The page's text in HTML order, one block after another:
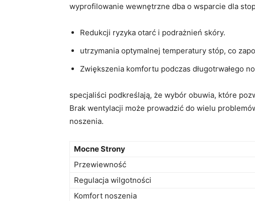
wyprofilowanie wewnętrzne dba o wsparcie dla
Redukcji ryzyka otarć‍ i podrażnień skóry.
utrzymania ⁢optymalnej temperatury stóp, co
Zwiększenia komfortu podczas długotrwałego
specjaliści​ podkreślają, że wybór obuwia, które
Brak​ wentylacji może prowadzić do ‌wielu
noszenia.
Mocne Strony
Przewiewność
Regulacja wilgotności
Komfort noszenia